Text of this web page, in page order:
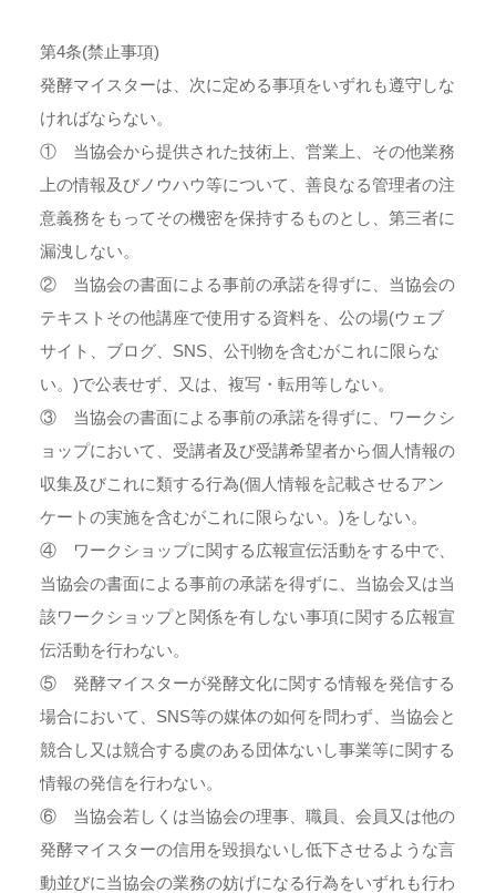
第4条(禁止事項)
発酵マイスターは、次に定める事項をいずれも遵守しな
ければならない。
① 当協会から提供された技術上、営業上、その他業務
上の情報及びノウハウ等について、善良なる管理者の注
意義務をもってその機密を保持するものとし、第三者に
漏洩しない。
② 当協会の書面による事前の承諾を得ずに、当協会の
テキストその他講座で使用する資料を、公の場(ウェブ
サイト、ブログ、SNS、公刊物を含むがこれに限らな
い。)で公表せず、又は、複写・転用等しない。
③ 当協会の書面による事前の承諾を得ずに、ワークシ
ョップにおいて、受講者及び受講希望者から個人情報の
収集及びこれに類する行為(個人情報を記載させるアン
ケートの実施を含むがこれに限らない。)をしない。
④ ワークショップに関する広報宣伝活動をする中で、
当協会の書面による事前の承諾を得ずに、当協会又は当
該ワークショップと関係を有しない事項に関する広報宣
伝活動を行わない。
⑤ 発酵マイスターが発酵文化に関する情報を発信する
場合において、SNS等の媒体の如何を問わず、当協会と
競合し又は競合する虞のある団体ないし事業等に関する
情報の発信を行わない。
⑥ 当協会若しくは当協会の理事、職員、会員又は他の
発酵マイスターの信用を毀損ないし低下させるような言
動並びに当協会の業務の妨げになる行為をいずれも行わ